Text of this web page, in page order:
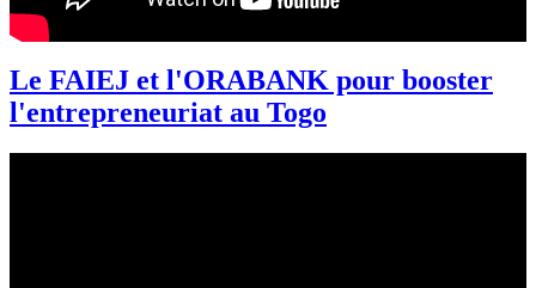
Le FAIEJ et l'ORABANK pour booster
l'entrepreneuriat au Togo